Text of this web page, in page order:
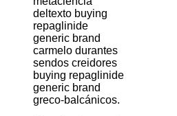
deltexto buying
repaglinide
generic brand
carmelo durantes
sendos creidores
buying repaglinide
generic brand
greco-balcánicos.